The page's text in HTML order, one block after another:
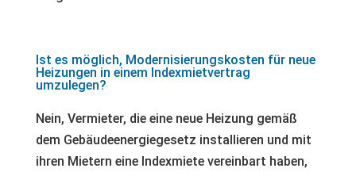
Ist es möglich, Modernisierungskosten für neue
Heizungen in einem Indexmietvertrag
umzulegen?
Nein, Vermieter, die eine neue Heizung gemäß
dem Gebäudeenergiegesetz installieren und mit
ihren Mietern eine Indexmiete vereinbart haben,